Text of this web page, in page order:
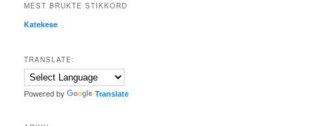
MEST BRUKTE STIKKORD
Katekese
TRANSLATE:
Powered by Translate